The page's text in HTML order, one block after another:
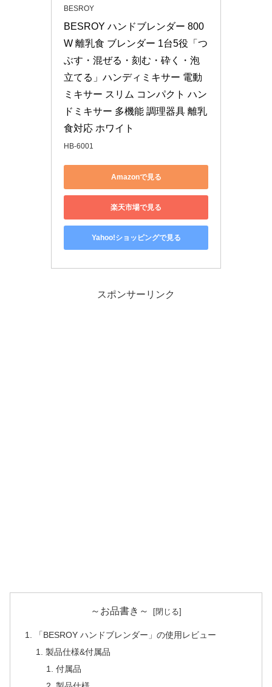
BESROY
BESROY ハンドブレンダー 800
W 離乳食 ブレンダー 1台5役「つ
ぶす・混ぜる・刻む・砕く・泡
立てる」ハンディミキサー 電動
ミキサー スリム コンパクト ハン
ドミキサー 多機能 調理器具 離乳
食対応 ホワイト
HB-6001
Amazonで見る
楽天市場で見る
Yahoo!ショッピングで見る
スポンサーリンク
～お品書き～
「BESROY ハンドブレンダー」の使用レビュー
製品仕様&付属品
付属品